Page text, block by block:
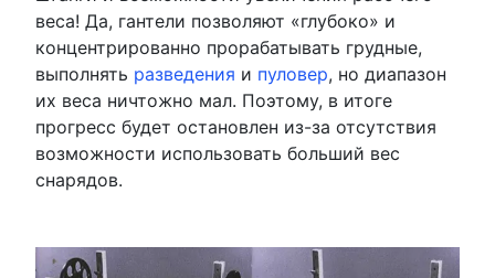
веса! Да, гантели позволяют «глубоко» и
концентрированно прорабатывать грудные,
выполнять разведения и пуловер, но диапазон
их веса ничтожно мал. Поэтому, в итоге
прогресс будет остановлен из-за отсутствия
возможности использовать больший вес
снарядов.